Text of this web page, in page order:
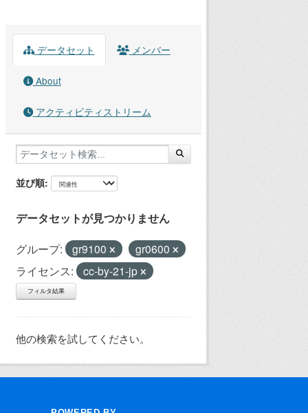
データセット メンバー
About
アクティビティストリーム
並び順
データセットが見つかりません
グループ: gr9100
gr0600
ライセンス:
cc-by-21-jp
フィルタ結果
他の検索を試してください。